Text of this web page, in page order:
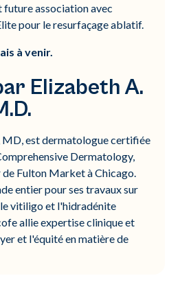
future association avec
pour le resurfaçage ablatif.
à venir.
Elizabeth A.
est dermatologue certifiée
Dermatology,
Fulton Market à Chicago.
entier pour ses travaux sur
le vitiligo et l'hidradénite
allie expertise clinique et
et l'équité en matière de